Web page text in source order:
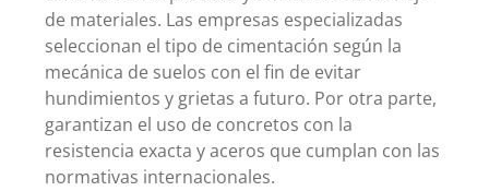
de materiales. Las empresas especializadas
seleccionan el tipo de cimentación según la
mecánica de suelos con el fin de evitar
hundimientos y grietas a futuro. Por otra parte,
garantizan el uso de concretos con la
resistencia exacta y aceros que cumplan con las
normativas internacionales.